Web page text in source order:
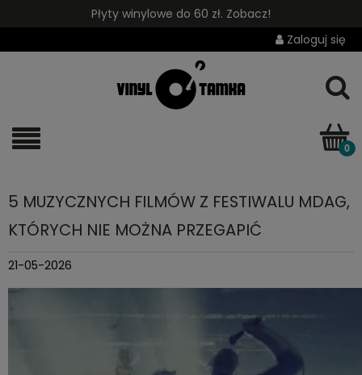
Płyty winylowe do 60 zł. Zobacz!
Zaloguj się
5 MUZYCZNYCH FILMÓW Z FESTIWALU MDAG,
KTÓRYCH NIE MOŻNA PRZEGAPIĆ
21-05-2026